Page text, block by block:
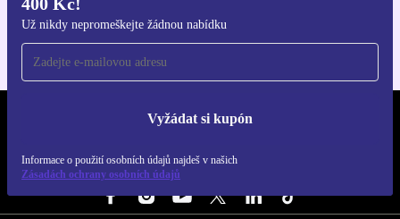
Už nikdy nepromeškejte žádnou nabídku
Vyžádat si kupón
Informace o použití osobních údajů najdeš v našich
Zásadách ochrany osobních údajů
REFURBED ČESKO - RETHINK NEW.
SLEDUJ NÁS